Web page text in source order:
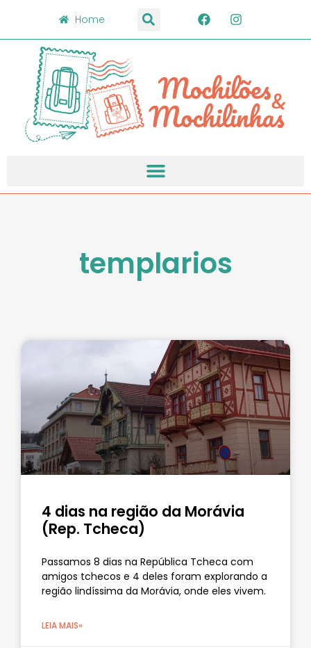
Home
templarios
4 dias na região da Morávia
(Rep. Tcheca)
Passamos 8 dias na República Tcheca com
amigos tchecos e 4 deles foram explorando a
região lindíssima da Morávia, onde eles vivem.
LEIA MAIS»